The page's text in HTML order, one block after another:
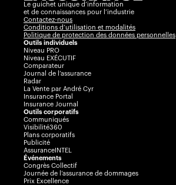
Le guichet unique d’information
et de connaissances pour l’industrie
Contactez-nous
Conditions d’utilisation et modalités
Politique de protection des données personnelles
Outils individuels
Niveau PRO
Niveau EXÉCUTIF
Comparateur
Journal de l’assurance
Radar
La Vente par André Cyr
Insurance Portal
Insurance Journal
Outils corporatifs
Communiqués
Visibilité360
Plans corporatifs
Publicité
AssuranceINTEL
Événements
Congrès Collectif
Journée de l’assurance de dommages
Prix Excellence